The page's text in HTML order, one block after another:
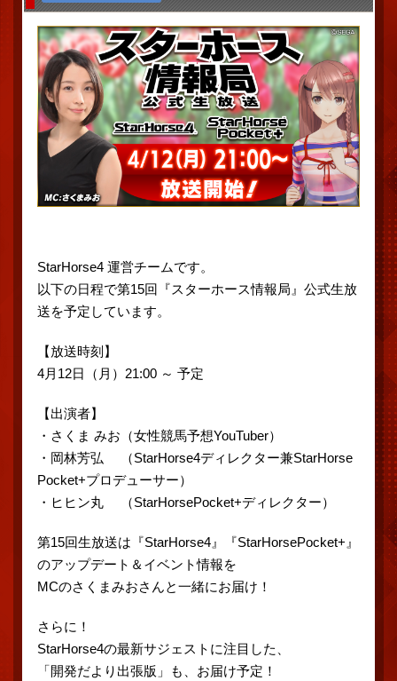
StarHorse4 運営チームです。
以下の日程で第15回『スターホース情報局』公式生放
送を予定しています。
【放送時刻】
4月12日（月）21:00 ～ 予定
【出演者】
・さくま みお（女性競馬予想YouTuber）
・岡林芳弘 （StarHorse4ディレクター兼StarHorse
Pocket+プロデューサー）
・ヒヒン丸 （StarHorsePocket+ディレクター）
第15回生放送は『StarHorse4』『StarHorsePocket+』
のアップデート＆イベント情報を
MCのさくまみおさんと一緒にお届け！
さらに！
StarHorse4の最新サジェストに注目した、
「開発だより出張版」も、お届け予定！